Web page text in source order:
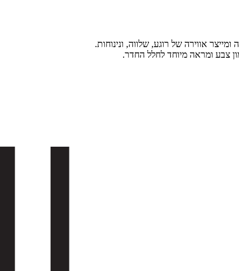
אווירה של רוגע, שלווה, ונינוחות.
צבע ומראה מיוחד לחלל החדר.